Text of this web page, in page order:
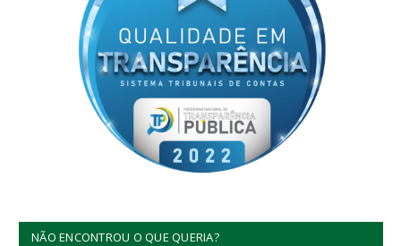
NÃO ENCONTROU O QUE QUERIA?